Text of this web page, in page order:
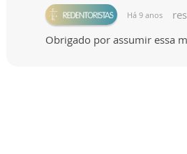
Há 9 anos
Obrigado por assumir essa